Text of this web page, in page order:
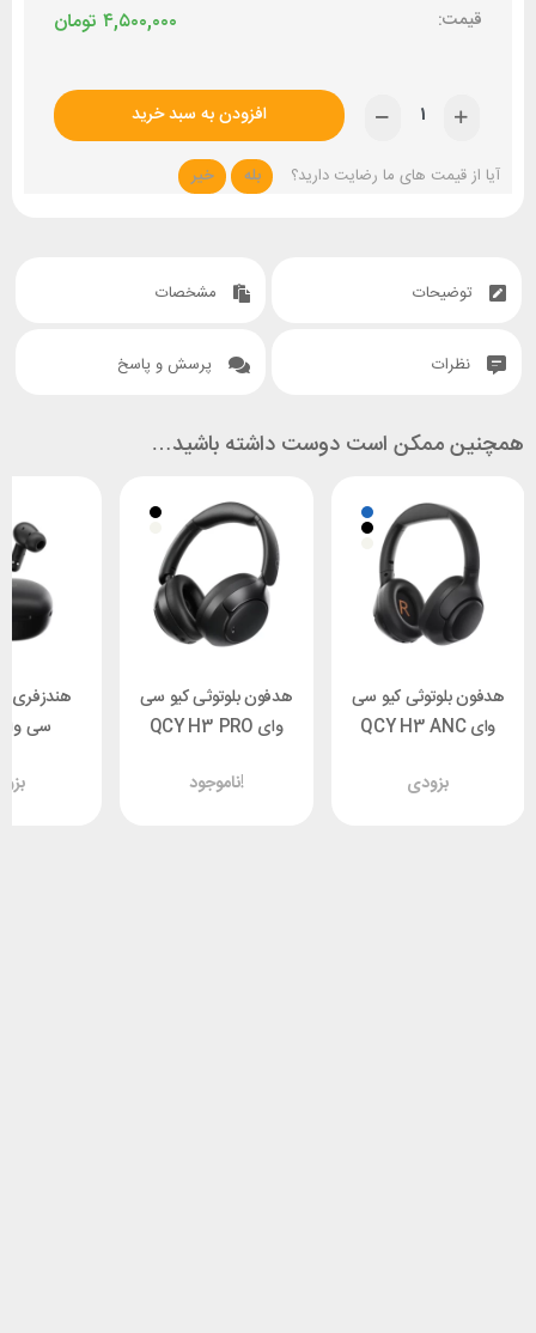
تومان ۴,۵۰۰,۰۰۰
افزودن به سبد خرید
آیا از قیمت های ما رضایت دارید؟ بله خیر
توضیحات مشخصات
نظرات پرسش و پاسخ
همچنین ممکن است دوست داشته باشید…
هدفون بلوتوثی کیو سی
وای QCY H3 ANC
بزودی
هدفون بلوتوثی کیو سی
وای QCY H3 PRO
ناموجود!
هندزفری